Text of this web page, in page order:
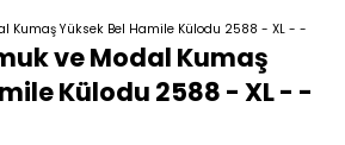
ve Modal Kumaş
Külodu 2588 - XL - -